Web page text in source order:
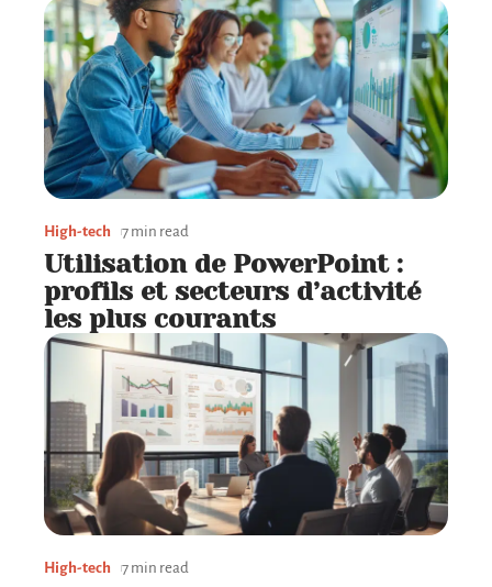
High-tech 7 min read
Utilisation de PowerPoint :
profils et secteurs d’activité
les plus courants
High-tech 7 min read